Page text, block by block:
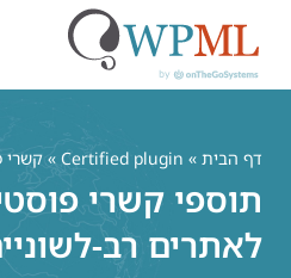
דף הבית »
Certified plugin » קשרי
תוספי קשרי
לאתרים רב-